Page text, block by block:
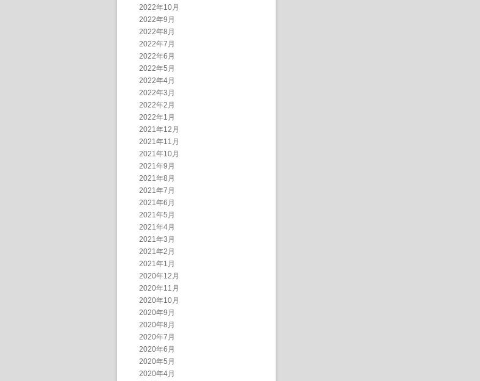
2022年10月
2022年9月
2022年8月
2022年7月
2022年6月
2022年5月
2022年4月
2022年3月
2022年2月
2022年1月
2021年12月
2021年11月
2021年10月
2021年9月
2021年8月
2021年7月
2021年6月
2021年5月
2021年4月
2021年3月
2021年2月
2021年1月
2020年12月
2020年11月
2020年10月
2020年9月
2020年8月
2020年7月
2020年6月
2020年5月
2020年4月